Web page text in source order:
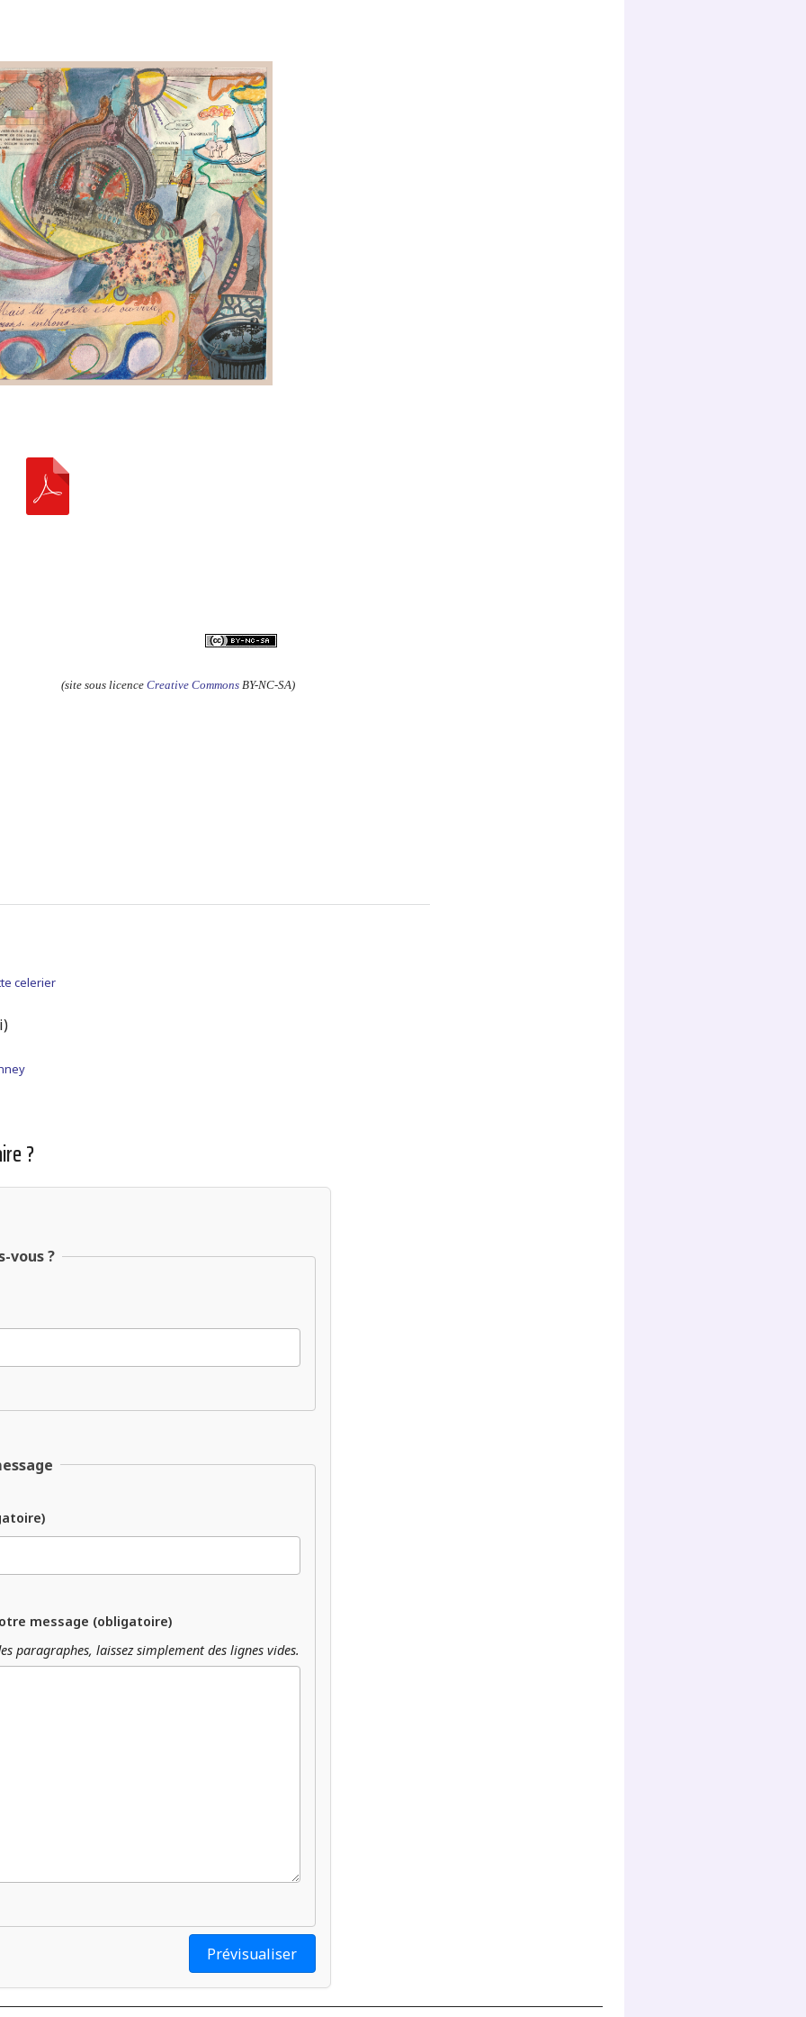
(site sous licence Creative CommonsBY-NC-SA)
celerier
?
vous ?
message (obligatoire)
paragraphes, laissez simplement des lignes vides.